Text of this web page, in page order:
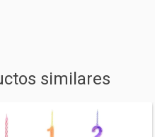
similares